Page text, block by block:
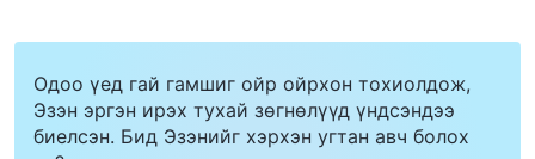
Одоо үед гай гамшиг ойр ойрхон тохиолдож,
Эзэн эргэн ирэх тухай зөгнөлүүд үндсэндээ
биелсэн. Бид Эзэнийг хэрхэн угтан авч болох